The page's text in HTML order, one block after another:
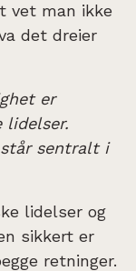
vet man ikke
det dreier
er
lidelser.
står sentralt i
lidelser og
sikkert er
retninger.